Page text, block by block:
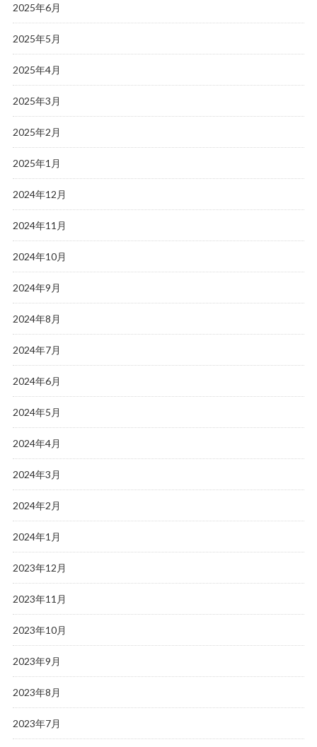
2025年6月
2025年5月
2025年4月
2025年3月
2025年2月
2025年1月
2024年12月
2024年11月
2024年10月
2024年9月
2024年8月
2024年7月
2024年6月
2024年5月
2024年4月
2024年3月
2024年2月
2024年1月
2023年12月
2023年11月
2023年10月
2023年9月
2023年8月
2023年7月